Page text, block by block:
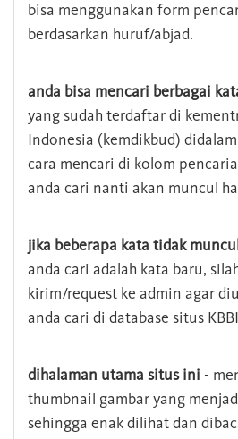
bisa menggunakan form
berdasarkan huruf/abjad.
anda bisa mencari berbagai
yang sudah terdaftar di
Indonesia (kemdikbud)
cara mencari di kolom
anda cari nanti akan muncul
jika beberapa kata tidak
anda cari adalah kata baru,
kirim/request ke admin agar
anda cari di database situs
dihalaman utama situs ini -
thumbnail gambar yang
sehingga enak dilihat dan